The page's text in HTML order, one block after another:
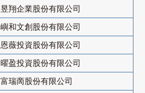
昱翔企業股份有限公司
嶼和文創股份有限公司
恩薇投資股份有限公司
曜盈投資股份有限公司
富瑞啇股份有限公司